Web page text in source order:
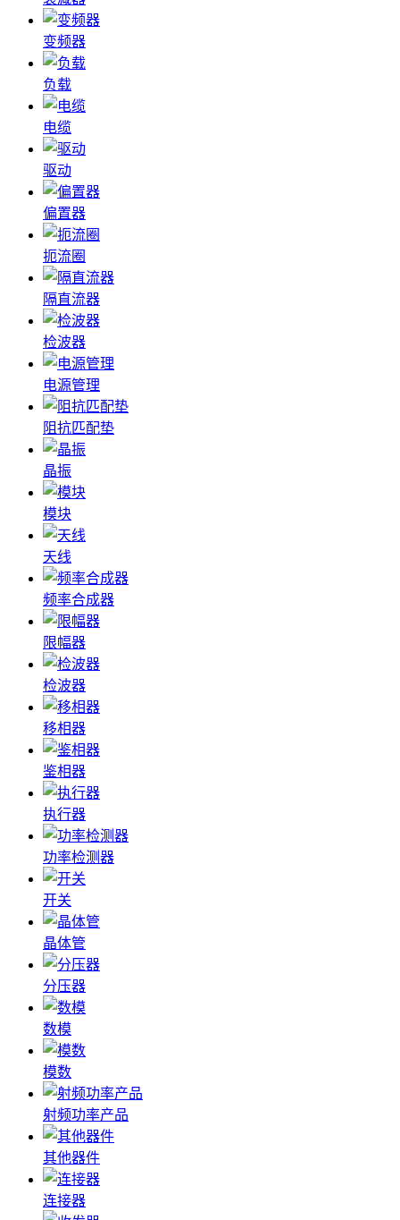
变频器
负载
电缆
驱动
偏置器
扼流圈
隔直流器
检波器
电源管理
阻抗匹配垫
晶振
模块
天线
频率合成器
限幅器
检波器
移相器
鉴相器
执行器
功率检测器
开关
晶体管
分压器
数模
模数
射频功率产品
其他器件
连接器